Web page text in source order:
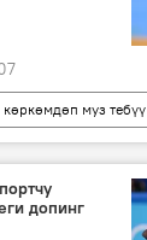
көркөмдөп муз тебүү
Камила Валиева
допинг